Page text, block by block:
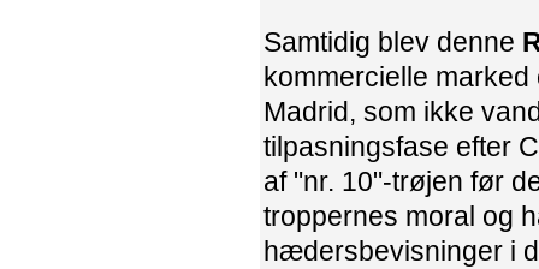
Samtidig blev denne
kommercielle
Madrid, som ikke
tilpasningsfase efter
af "nr. 10"-trøjen før
troppernes moral og
hædersbevisninger i